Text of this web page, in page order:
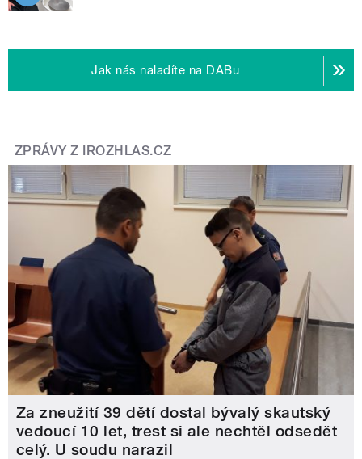
Jak nás naladíte na DABu
ZPRÁVY Z IROZHLAS.CZ
Za zneužití 39 dětí dostal bývalý skautský
vedoucí 10 let, trest si ale nechtěl odsedět
celý. U soudu narazil